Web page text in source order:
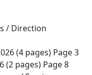
/ Direction
(4 pages) Page 3
(2 pages) Page 8